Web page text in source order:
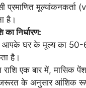
प्रमाणित मूल्यांकनकर्ता
है।
का निर्धारण:
घर के मूल्य का 50-
है।
राशि एक बार में, मासिक
के अनुसार आंशिक